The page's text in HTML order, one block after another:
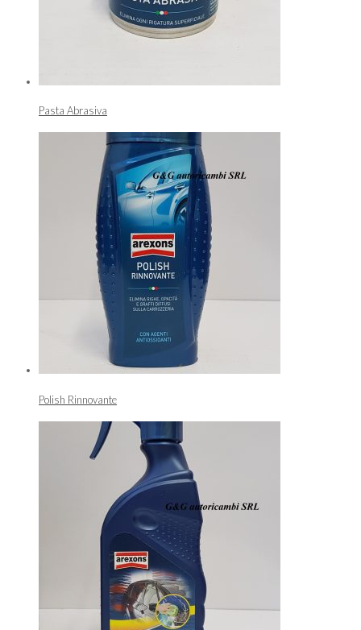
Pasta Abrasiva
Polish Rinnovante